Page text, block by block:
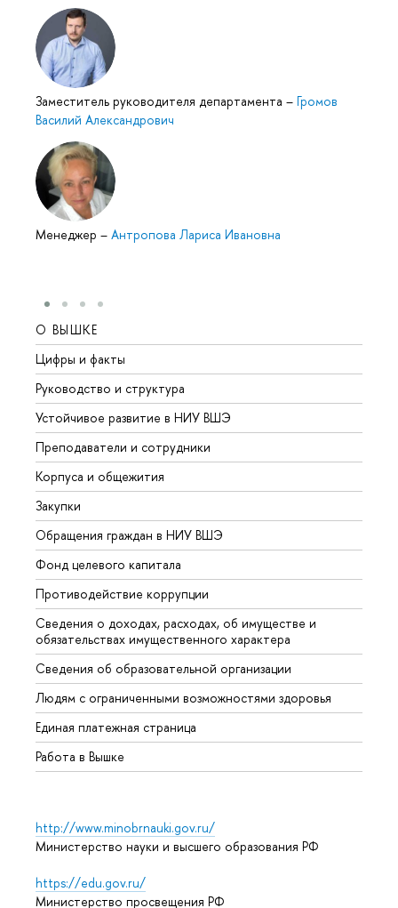
Заместитель руководителя департамента – Громов
Василий Александрович
Менеджер – Антропова Лариса Ивановна
О ВЫШКЕ
Цифры и факты
Руководство и структура
Устойчивое развитие в НИУ ВШЭ
Преподаватели и сотрудники
Корпуса и общежития
Закупки
Обращения граждан в НИУ ВШЭ
Фонд целевого капитала
Противодействие коррупции
Сведения о доходах, расходах, об имуществе и
обязательствах имущественного характера
Сведения об образовательной организации
Людям с ограниченными возможностями здоровья
Единая платежная страница
Работа в Вышке
http://www.minobrnauki.gov.ru/
Министерство науки и высшего образования РФ
https://edu.gov.ru/
Министерство просвещения РФ